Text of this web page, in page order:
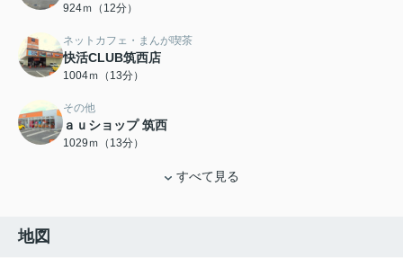
924ｍ（12分）
ネットカフェ・まんが喫茶
快活CLUB筑西店
1004ｍ（13分）
その他
ａｕショップ 筑西
1029ｍ（13分）
すべて見る
地図